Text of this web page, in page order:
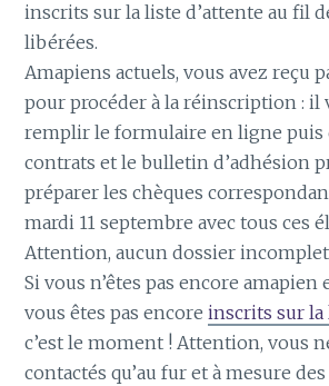
inscrits sur la liste d’attente au fil
libérées.
Amapiens actuels, vous avez reçu
pour procéder à la réinscription : il
remplir le formulaire en ligne puis
contrats et le bulletin d’adhésion
préparer les chèques
mardi 11 septembre avec tous ces
Attention, aucun dossier incomplet
Si vous n’êtes pas encore amapien
vous êtes pas encoreinscrits sur la
c’est le moment ! Attention, vous
contactés qu’au fur et à mesure